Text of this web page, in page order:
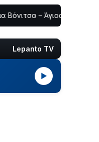
Άγιος Νικόλαος |
Lepanto TV
▶